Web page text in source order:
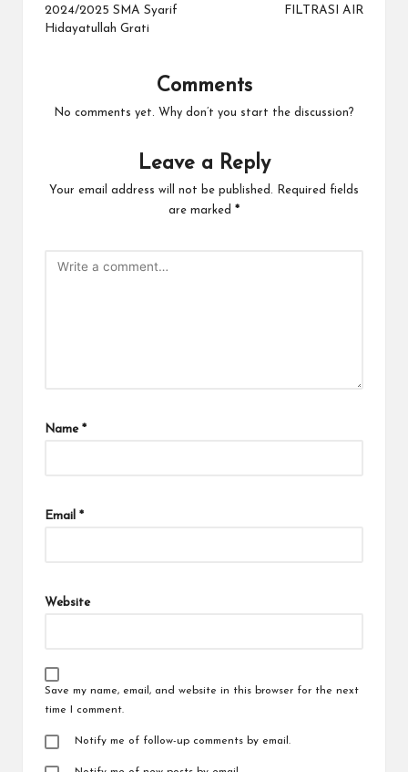
2024/2025 SMA Syarif
Hidayatullah Grati
FILTRASI AIR
Comments
No comments yet. Why don’t you start the discussion?
Leave a Reply
Your email address will not be published.
Required fields
are marked *
Name *
Email *
Website
Save my name, email, and website in this browser for the next
time I comment.
Notify me of follow-up comments by email.